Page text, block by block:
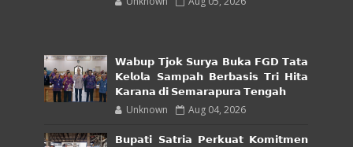
𝗪𝗮𝗯𝘂𝗽 𝗧𝗷𝗼𝗸 𝗦𝘂𝗿𝘆𝗮 𝗕𝘂𝗸𝗮 𝗙𝗚𝗗 𝗧𝗮𝘁𝗮
𝗞𝗲𝗹𝗼𝗹𝗮 𝗦𝗮𝗺𝗽𝗮𝗵 𝗕𝗲𝗿𝗯𝗮𝘀𝗶𝘀 𝗧𝗿𝗶 𝗛𝗶𝘁𝗮
𝗞𝗮𝗿𝗮𝗻𝗮 𝗱𝗶 𝗦𝗲𝗺𝗮𝗿𝗮𝗽𝘂𝗿𝗮 𝗧𝗲𝗻𝗴𝗮𝗵
Unknown Aug 04, 2026
𝗕𝘂𝗽𝗮𝘁𝗶 𝗦𝗮𝘁𝗿𝗶𝗮 𝗣𝗲𝗿𝗸𝘂𝗮𝘁 𝗞𝗼𝗺𝗶𝘁𝗺𝗲𝗻